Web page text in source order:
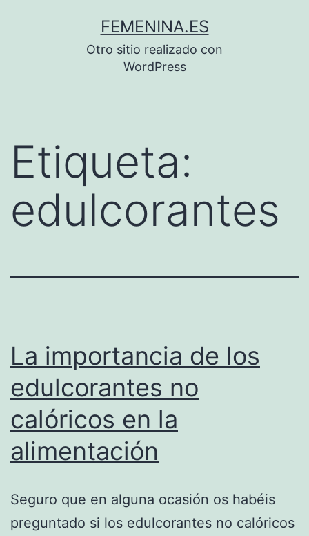
FEMENINA.ES
Otro sitio realizado con
WordPress
Etiqueta:
edulcorantes
La importancia de los
edulcorantes no
calóricos en la
alimentación
Seguro que en alguna ocasión os habéis
preguntado si los edulcorantes no calóricos